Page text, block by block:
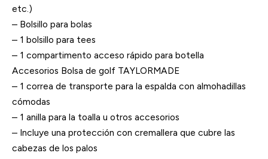
etc.)
– Bolsillo para bolas
– 1 bolsillo para tees
– 1 compartimento acceso rápido para botella
Accesorios Bolsa de golf TAYLORMADE
– 1 correa de transporte para la espalda con almohadillas
cómodas
– 1 anilla para la toalla u otros accesorios
– Incluye una protección con cremallera que cubre las
cabezas de los palos